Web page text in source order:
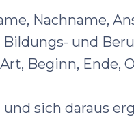
Nachname,
Bildungs- und
Beginn,
sich daraus